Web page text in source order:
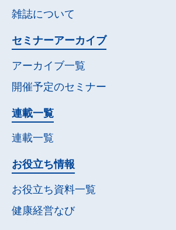
雑誌について
セミナーアーカイブ
アーカイブ一覧
開催予定のセミナー
連載一覧
連載一覧
お役立ち情報
お役立ち資料一覧
健康経営なび